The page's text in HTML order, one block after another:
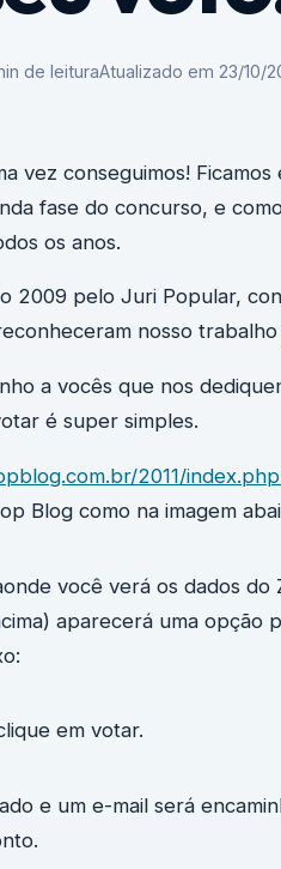
de leituraAtualizado em 23/10/
vez conseguimos!
fase do concurso, e
os anos.
2009 pelo Juri Popular,
nosso
a vocês que nos
é super simples.
2011/
Blog como na imagem
você verá os dados
aparecerá uma
em votar.
e um e-mail será